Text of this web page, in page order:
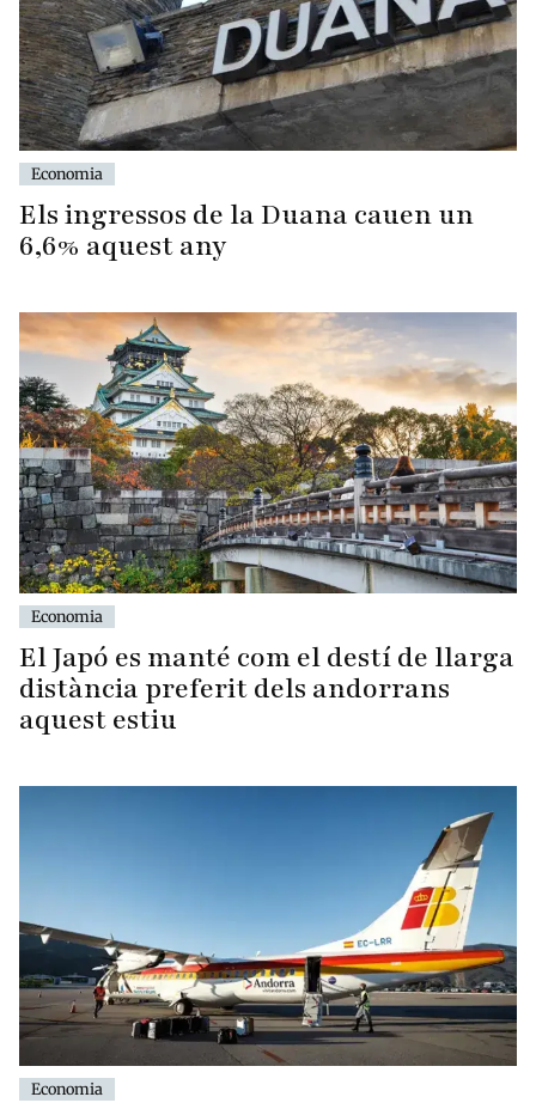
Economia
Els ingressos de la Duana cauen un
6,6% aquest any
Economia
El Japó es manté com el destí de llarga
distància preferit dels andorrans
aquest estiu
Economia